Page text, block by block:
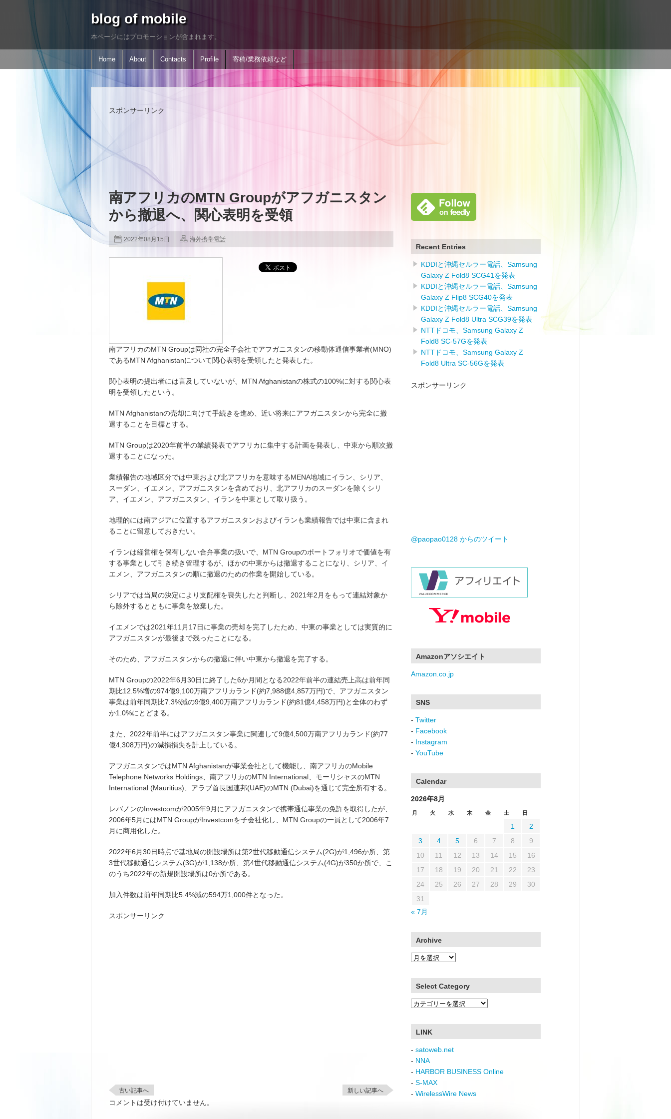
blog of mobile
本ページにはプロモーションが含まれます。
Home About Contacts Profile 寄稿/業務依頼など
スポンサーリンク
南アフリカのMTN Groupがアフガニスタン
から撤退へ、関心表明を受領
2022年08月15日 海外携帯電話
南アフリカのMTN Groupは同社の完全子会社でアフガニスタンの移動体通信事業者(MNO)
であるMTN Afghanistanについて関心表明を受領したと発表した。
関心表明の提出者には言及していないが、MTN Afghanistanの株式の100%に対する関心表
明を受領したという。
MTN Afghanistanの売却に向けて手続きを進め、近い将来にアフガニスタンから完全に撤
退することを目標とする。
MTN Groupは2020年前半の業績発表でアフリカに集中する計画を発表し、中東から順次撤
退することになった。
業績報告の地域区分では中東および北アフリカを意味するMENA地域にイラン、シリア、
スーダン、イエメン、アフガニスタンを含めており、北アフリカのスーダンを除くシリ
ア、イエメン、アフガニスタン、イランを中東として取り扱う。
地理的には南アジアに位置するアフガニスタンおよびイランも業績報告では中東に含まれ
ることに留意しておきたい。
イランは経営権を保有しない合弁事業の扱いで、MTN Groupのポートフォリオで価値を有
する事業として引き続き管理するが、ほかの中東からは撤退することになり、シリア、イ
エメン、アフガニスタンの順に撤退のための作業を開始している。
シリアでは当局の決定により支配権を喪失したと判断し、2021年2月をもって連結対象か
ら除外するとともに事業を放棄した。
イエメンでは2021年11月17日に事業の売却を完了したため、中東の事業としては実質的に
アフガニスタンが最後まで残ったことになる。
そのため、アフガニスタンからの撤退に伴い中東から撤退を完了する。
MTN Groupの2022年6月30日に終了した6か月間となる2022年前半の連結売上高は前年同
期比12.5%増の974億9,100万南アフリカランド(約7,988億4,857万円)で、アフガニスタン
事業は前年同期比7.3%減の9億9,400万南アフリカランド(約81億4,458万円)と全体のわず
か1.0%にとどまる。
また、2022年前半にはアフガニスタン事業に関連して9億4,500万南アフリカランド(約77
億4,308万円)の減損損失を計上している。
アフガニスタンではMTN Afghanistanが事業会社として機能し、南アフリカのMobile
Telephone Networks Holdings、南アフリカのMTN International、モーリシャスのMTN
International (Mauritius)、アラブ首長国連邦(UAE)のMTN (Dubai)を通じて完全所有する。
レバノンのInvestcomが2005年9月にアフガニスタンで携帯通信事業の免許を取得したが、
2006年5月にはMTN GroupがInvestcomを子会社化し、MTN Groupの一員として2006年7
月に商用化した。
2022年6月30日時点で基地局の開設場所は第2世代移動通信システム(2G)が1,496か所、第
3世代移動通信システム(3G)が1,138か所、第4世代移動通信システム(4G)が350か所で、こ
のうち2022年の新規開設場所は0か所である。
加入件数は前年同期比5.4%減の594万1,000件となった。
スポンサーリンク
古い記事へ 新しい記事へ
コメントは受け付けていません。
Recent Entries
KDDIと沖縄セルラー電話、Samsung
Galaxy Z Fold8 SCG41を発表
KDDIと沖縄セルラー電話、Samsung
Galaxy Z Flip8 SCG40を発表
KDDIと沖縄セルラー電話、Samsung
Galaxy Z Fold8 Ultra SCG39を発表
NTTドコモ、Samsung Galaxy Z
Fold8 SC-57Gを発表
NTTドコモ、Samsung Galaxy Z
Fold8 Ultra SC-56Gを発表
スポンサーリンク
@paopao0128 からのツイート
Amazonアソシエイト
Amazon.co.jp
SNS
- Twitter
- Facebook
- Instagram
- YouTube
Calendar
2026年8月
月 火 水 木 金 土 日
1
2
3
4 5 6 7 8
9
10
11 12 13 14 15
16
17
18 19 20 21 22
23
24
25 26 27 28 29
30
31
« 7月
Archive
Archive
Select Category
Select
LINK
- satoweb.net
- NNA
- HARBOR BUSINESS Online
- S-MAX
- WirelessWire News